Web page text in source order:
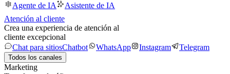
Agente de IA
Asistente de IA
Atención al cliente
Crea una experiencia de atención al
cliente excepcional
Chat para sitiosChatbot WhatsApp Instagram Telegram
Todos los canales
Marketing